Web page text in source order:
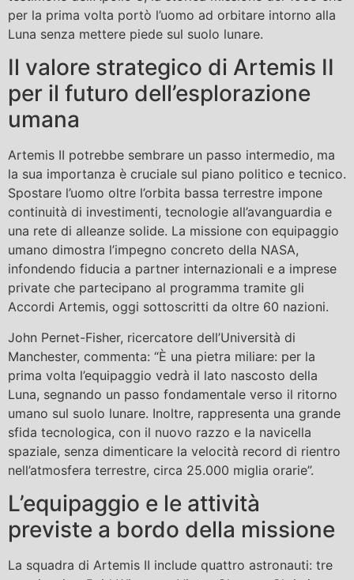
per la prima volta portò l’uomo ad orbitare intorno alla
Luna senza mettere piede sul suolo lunare.
Il valore strategico di Artemis II
per il futuro dell’esplorazione
umana
Artemis II potrebbe sembrare un passo intermedio, ma
la sua importanza è cruciale sul piano politico e tecnico.
Spostare l’uomo oltre l’orbita bassa terrestre impone
continuità di investimenti, tecnologie all’avanguardia e
una rete di alleanze solide. La missione con equipaggio
umano dimostra l’impegno concreto della NASA,
infondendo fiducia a partner internazionali e a imprese
private che partecipano al programma tramite gli
Accordi Artemis, oggi sottoscritti da oltre 60 nazioni.
John Pernet-Fisher, ricercatore dell’Università di
Manchester, commenta: “È una pietra miliare: per la
prima volta l’equipaggio vedrà il lato nascosto della
Luna, segnando un passo fondamentale verso il ritorno
umano sul suolo lunare. Inoltre, rappresenta una grande
sfida tecnologica, con il nuovo razzo e la navicella
spaziale, senza dimenticare la velocità record di rientro
nell’atmosfera terrestre, circa 25.000 miglia orarie”.
L’equipaggio e le attività
previste a bordo della missione
La squadra di Artemis II include quattro astronauti: tre